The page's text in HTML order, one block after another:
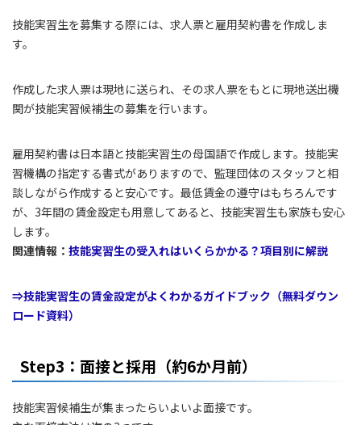
技能実習生を募集する際には、求人票と雇用契約書を作成しま
す。
作成した求人票は現地に送られ、その求人票をもとに現地送出機
関が技能実習候補生の募集を行います。
雇用契約書は日本語と技能実習生の母国語で作成します。技能実
習機構の指定する書式がありますので、監理団体のスタッフと相
談しながら作成すると安心です。最低賃金の遵守はもちろんです
が、3年間の賃金設定も用意してあると、技能実習生も家族も安心
します。
関連情報： 技能実習生の受入れはいくらかかる？項目別に解説
⇒技能実習生の賃金設定がよくわかるガイドブック（無料ダウン
ロード資料）
Step3：面接と採用（約6か月前）
技能実習候補生が集まったらいよいよ面接です。